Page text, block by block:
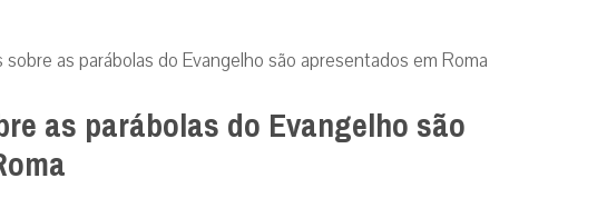
as parábolas do Evangelho são apresentados em Roma
as parábolas do Evangelho são